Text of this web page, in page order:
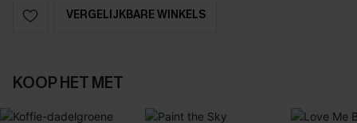
VERGELIJKBARE WINKELS
KOOP HET MET